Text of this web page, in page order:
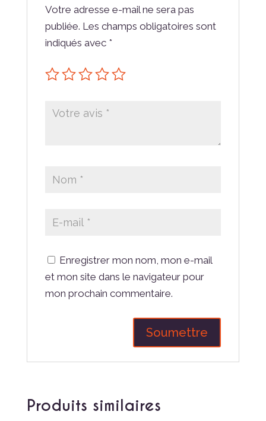
Votre adresse e-mail ne sera pas
publiée. Les champs obligatoires sont
indiqués avec *
Enregistrer mon nom, mon e-mail
et mon site dans le navigateur pour
mon prochain commentaire.
Produits similaires